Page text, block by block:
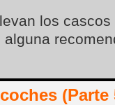
los
(Parte